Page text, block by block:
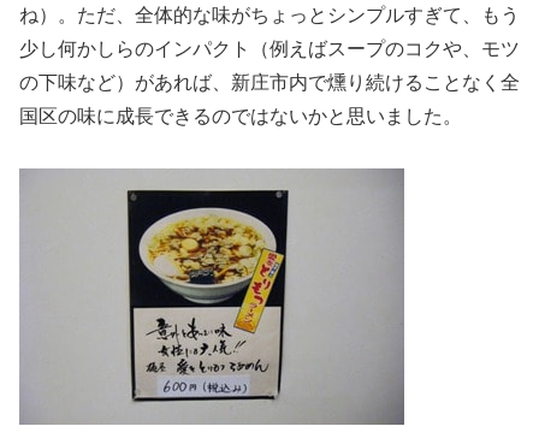
ね）。ただ、全体的な味がちょっとシンプルすぎて、もう
少し何かしらのインパクト（例えばスープのコクや、モツ
の下味など）があれば、新庄市内で燻り続けることなく全
国区の味に成長できるのではないかと思いました。